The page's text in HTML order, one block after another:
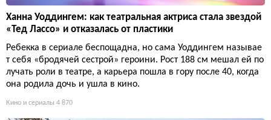
Ханна Уоддингем: как театральная актриса стала звездой
«Тед Лассо» и отказалась от пластики
Ребекка в сериале беспощадна, но сама Уоддингем называе
т себя «бродячей сестрой» героини. Рост 188 см мешал ей по
лучать роли в театре, а карьера пошла в гору после 40, когда
она родила дочь и ушла в кино.
Кино и сериалы 4 870